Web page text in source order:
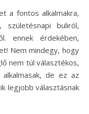
a fontos alkalmakra,
születésnapi buliról,
ennek érdekében,
Nem mindegy, hogy
nem túl választékos,
de ez az
legjobb választásnak